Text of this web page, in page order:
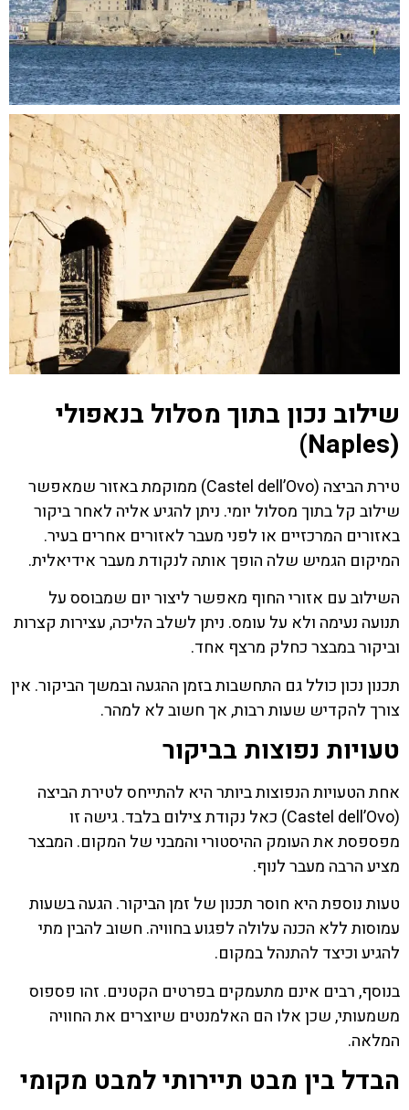
שילוב נכון בתוך מסלול בנאפולי
(Naples)
טירת הביצה (Castel dell’Ovo) ממוקמת באזור שמאפשר
שילוב קל בתוך מסלול יומי. ניתן להגיע אליה לאחר ביקור
באזורים המרכזיים או לפני מעבר לאזורים אחרים בעיר.
המיקום הגמיש שלה הופך אותה לנקודת מעבר אידיאלית.
השילוב עם אזורי החוף מאפשר ליצור יום שמבוסס על
תנועה נעימה ולא על עומס. ניתן לשלב הליכה, עצירות קצרות
וביקור במבצר כחלק מרצף אחד.
תכנון נכון כולל גם התחשבות בזמן ההגעה ובמשך הביקור. אין
צורך להקדיש שעות רבות, אך חשוב לא למהר.
טעויות נפוצות בביקור
אחת הטעויות הנפוצות ביותר היא להתייחס לטירת הביצה
(Castel dell’Ovo) כאל נקודת צילום בלבד. גישה זו
מפספסת את העומק ההיסטורי והמבני של המקום. המבצר
מציע הרבה מעבר לנוף.
טעות נוספת היא חוסר תכנון של זמן הביקור. הגעה בשעות
עמוסות ללא הכנה עלולה לפגוע בחוויה. חשוב להבין מתי
להגיע וכיצד להתנהל במקום.
בנוסף, רבים אינם מתעמקים בפרטים הקטנים. זהו פספוס
משמעותי, שכן אלו הם האלמנטים שיוצרים את החוויה
המלאה.
הבדל בין מבט תיירותי למבט מקומי